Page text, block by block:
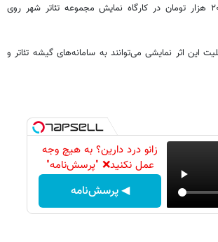
دقیقه و قیمت بلیت ۲۰۰ هزار تومان در کارگاه نمایش مجموعه تئاتر شهر روی
این اثر نمایشی می‌توانند به سامانه‌های گیشه تئاتر و
زانو درد دارین؟ به هیچ وجه
عمل نکنید❌ "پرسش‌نامه"
◀ پرسش‌نامه